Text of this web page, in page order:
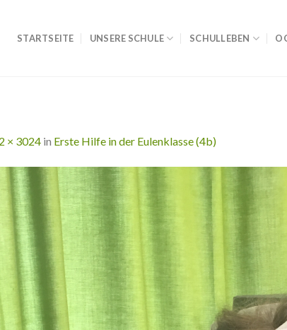
STARTSEITE UNSERE SCHULE SCHULLEBEN
× 3024 in Erste Hilfe in der Eulenklasse (4b)